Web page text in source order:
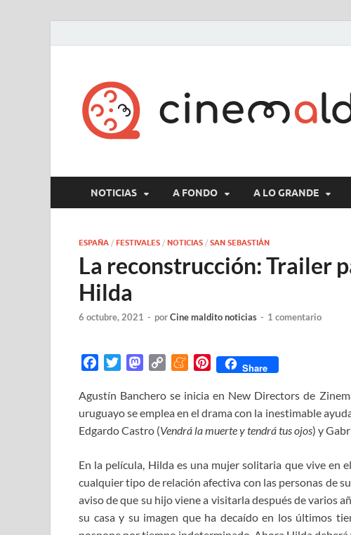
NOTICIAS A FONDO A LO GRANDE
ESPAÑA / FESTIVALES / NOTICIAS / SAN SEBASTIÁN
La reconstrucción: Trailer
Hilda
6 octubre, 2021 - porCine maldito noticias - 1 comentario
c
e
b
o
k
i
t
t
r
M
s
t
o
o
n
p
y
L
n
k
M
n
e
a
e
P
n
t
e
e
s
t
Share
Agustín Banchero se inicia en New Directors de
uruguayo se emplea en el drama con la inestimable
Edgardo Castro (Vendrá la muerte y tendrá tus ojos) y
En la película, Hilda es una mujer solitaria que vive en
cualquier tipo de relación afectiva con las personas de
aviso de que su hijo viene a visitarla después de varios
su casa y su imagen que ha decaído en los últimos